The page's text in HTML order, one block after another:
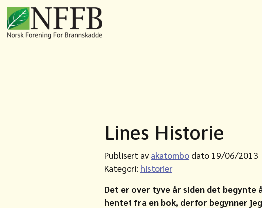
Lines Historie
Publisert av akatombo dato 19/06/2013
Kategori: historier
Det er over tyve år siden det begynte
hentet fra en bok, derfor begynner